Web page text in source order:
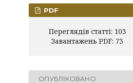
PDF
Переглядів статті: 103
Завантажень PDF: 73
ОПУБЛІКОВАНО